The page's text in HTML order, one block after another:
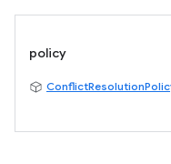
policy